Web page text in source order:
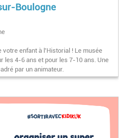
Boulogne
enfant à l'Historial ! Le musée
les 4-6 ans et pour les 7-10 ans. Une
par un animateur.